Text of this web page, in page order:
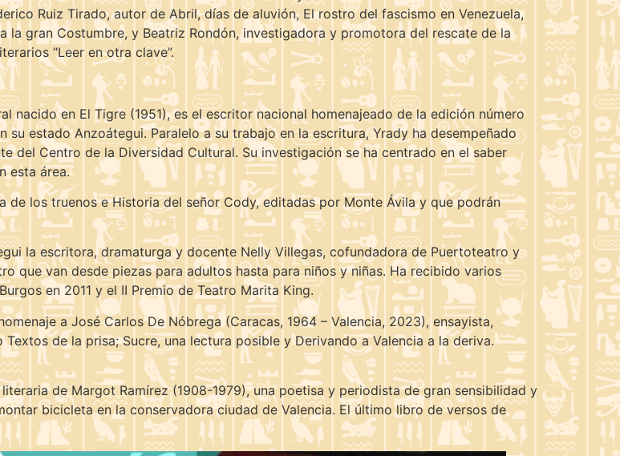
Ruiz Tirado, autor de Abril, días de aluvión, El rostro del fascismo en Venezuela,
gran Costumbre, y Beatriz Rondón, investigadora y promotora del rescate de la
“Leer en otra clave”.
en El Tigre (1951), es el escritor nacional homenajeado de la edición número
su estado Anzoátegui. Paralelo a su trabajo en la escritura, Yrady ha desempeñado
del Centro de la Diversidad Cultural. Su investigación se ha centrado en el saber
esta área.
de los truenos e Historia del señor Cody, editadas por Monte Ávila y que podrán
la escritora, dramaturga y docente Nelly Villegas, cofundadora de Puertoteatro y
que van desde piezas para adultos hasta para niños y niñas. Ha recibido varios
en 2011 y el II Premio de Teatro Marita King.
a José Carlos De Nóbrega (Caracas, 1964 – Valencia, 2023), ensayista,
de la prisa; Sucre, una lectura posible y Derivando a Valencia a la deriva.
de Margot Ramírez (1908-1979), una poetisa y periodista de gran sensibilidad y
bicicleta en la conservadora ciudad de Valencia. El último libro de versos de